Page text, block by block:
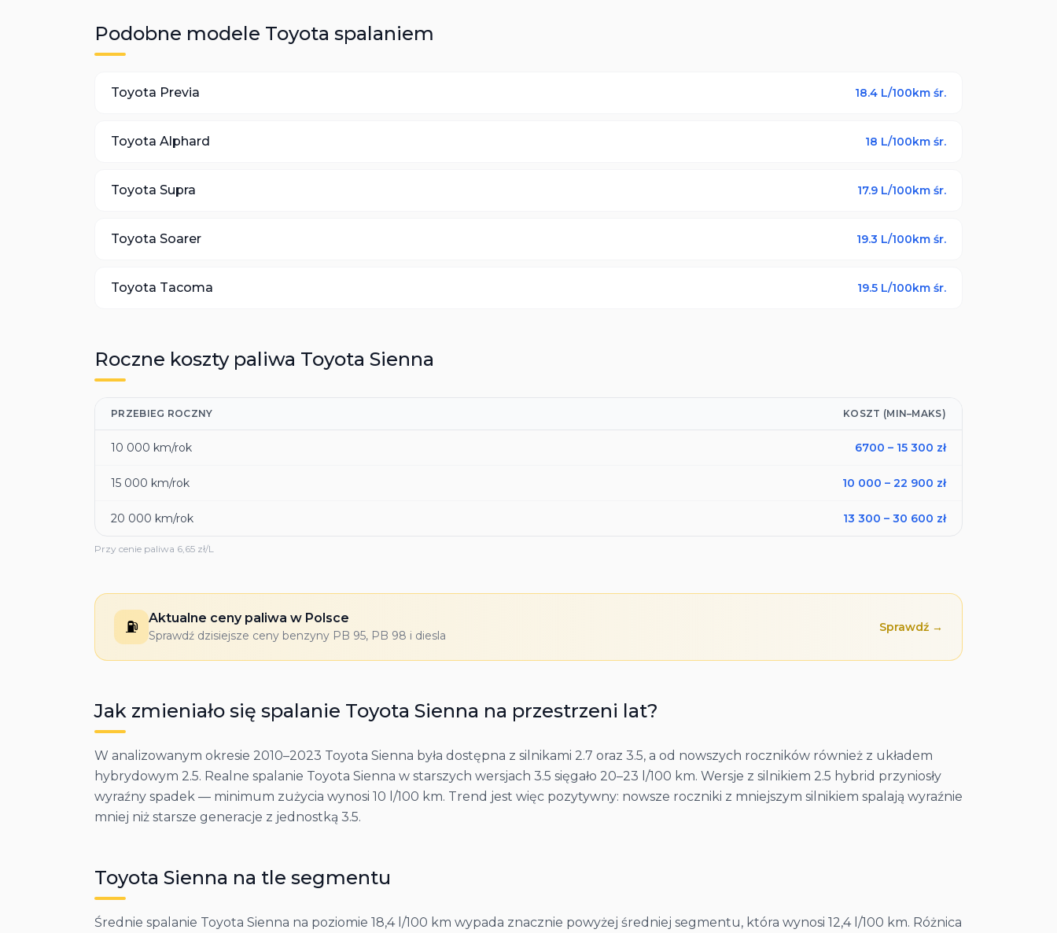
Podobne modele Toyota spalaniem
Toyota Previa 18.4 L/100km śr.
Toyota Alphard 18 L/100km śr.
Toyota Supra 17.9 L/100km śr.
Toyota Soarer 19.3 L/100km śr.
Toyota Tacoma 19.5 L/100km śr.
Roczne koszty paliwa Toyota Sienna
PRZEBIEG ROCZNY KOSZT (MIN–MAKS)
10 000 km/rok 6700 – 15 300 zł
15 000 km/rok 10 000 – 22 900 zł
20 000 km/rok 13 300 – 30 600 zł
Przy cenie paliwa 6,65 zł/L
⛽ Aktualne ceny paliwa w Polsce
Sprawdź dzisiejsze ceny benzyny PB 95, PB 98 i diesla
Sprawdź →
Jak zmieniało się spalanie Toyota Sienna na przestrzeni lat?
W analizowanym okresie 2010–2023 Toyota Sienna była dostępna z silnikami 2.7 oraz 3.5, a od nowszych roczników również z układem
hybrydowym 2.5. Realne spalanie Toyota Sienna w starszych wersjach 3.5 sięgało 20–23 l/100 km. Wersje z silnikiem 2.5 hybrid przyniosły
wyraźny spadek — minimum zużycia wynosi 10 l/100 km. Trend jest więc pozytywny: nowsze roczniki z mniejszym silnikiem spalają wyraźnie
mniej niż starsze generacje z jednostką 3.5.
Toyota Sienna na tle segmentu
Średnie spalanie Toyota Sienna na poziomie 18,4 l/100 km wypada znacznie powyżej średniej segmentu, która wynosi 12,4 l/100 km. Różnica